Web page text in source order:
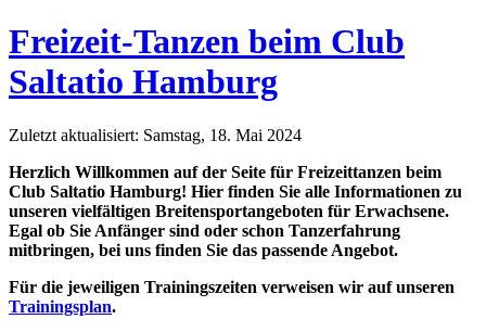
Freizeit-Tanzen beim Club
Saltatio Hamburg
Zuletzt aktualisiert: Samstag, 18. Mai 2024
Herzlich Willkommen auf der Seite für Freizeittanzen beim
Club Saltatio Hamburg! Hier finden Sie alle Informationen zu
unseren vielfältigen Breitensportangeboten für Erwachsene.
Egal ob Sie Anfänger sind oder schon Tanzerfahrung
mitbringen, bei uns finden Sie das passende Angebot.
Für die jeweiligen Trainingszeiten verweisen wir auf unseren
Trainingsplan.